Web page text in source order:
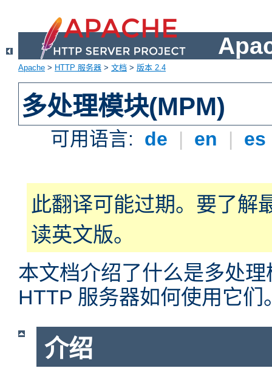
Apache > HTTP 服务器 > 文档 > 版本 2.4
多处理模块(MPM)
可用语言: de | en | es
此翻译可能过期。要了解
读英文版。
本文档介绍了什么是多处
HTTP 服务器如何使用它们
介绍